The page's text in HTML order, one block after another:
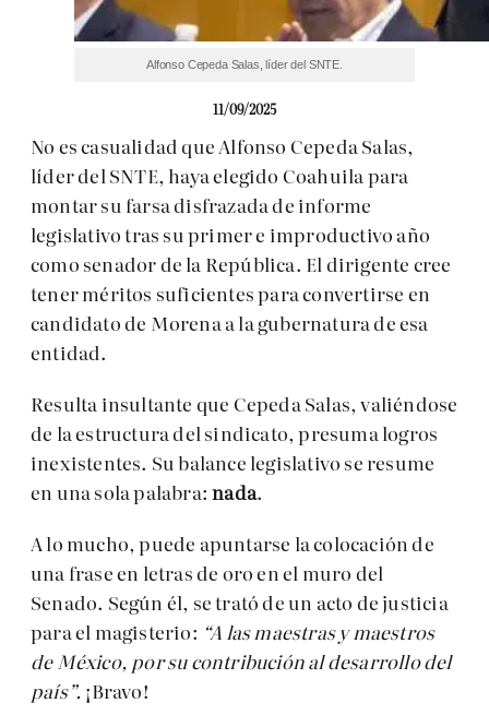
Alfonso Cepeda Salas, líder del SNTE.
11/09/2025
No es casualidad que Alfonso Cepeda Salas,
líder del SNTE, haya elegido Coahuila para
montar su farsa disfrazada de informe
legislativo tras su primer e improductivo año
como senador de la República. El dirigente cree
tener méritos suficientes para convertirse en
candidato de Morena a la gubernatura de esa
entidad.
Resulta insultante que Cepeda Salas, valiéndose
de la estructura del sindicato, presuma logros
inexistentes. Su balance legislativo se resume
en una sola palabra:nada.
A lo mucho, puede apuntarse la colocación de
una frase en letras de oro en el muro del
Senado. Según él, se trató de un acto de justicia
para el magisterio: “A las maestras y maestros
de México, por su contribución al desarrollo del
país”. ¡Bravo!